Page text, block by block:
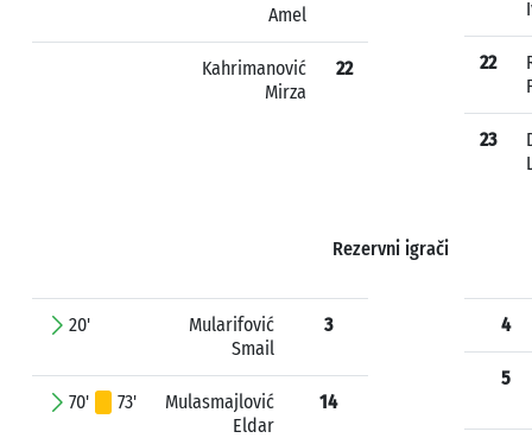
Amel
Kahrimanović
Mirza
22 22
23
Rezervni igrači
20'
Mularifović
Smail
3
70' 73'
Mulasmajlović
Eldar
14
4
5